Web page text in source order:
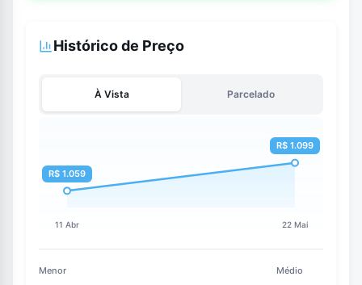
Histórico de Preço
À Vista Parcelado
Menor Médio